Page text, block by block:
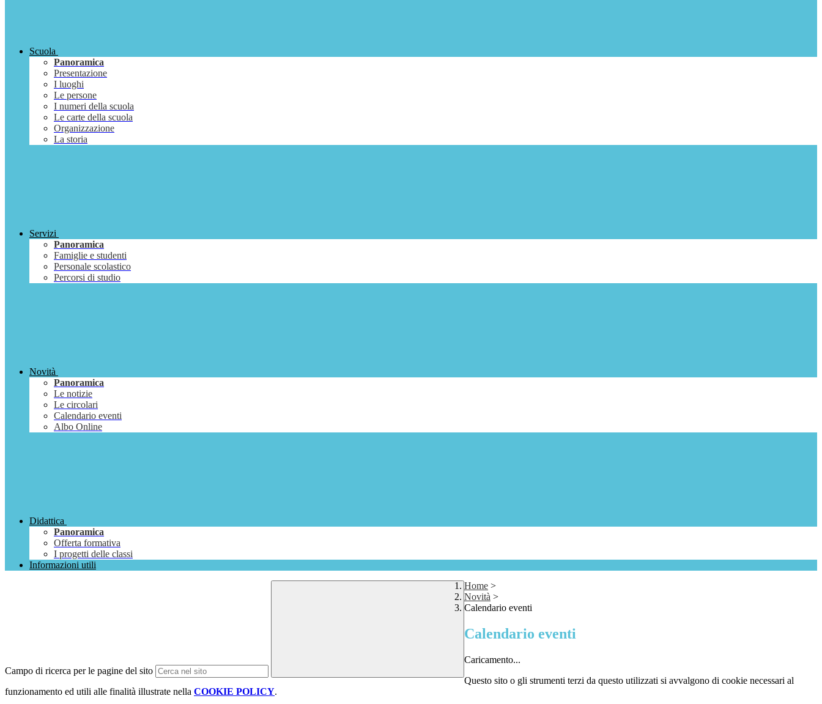
Scuola
Panoramica
Presentazione
I luoghi
Le persone
I numeri della scuola
Le carte della scuola
Organizzazione
La storia
Servizi
Panoramica
Famiglie e studenti
Personale scolastico
Percorsi di studio
Novità
Panoramica
Le notizie
Le circolari
Calendario eventi
Albo Online
Didattica
Panoramica
Offerta formativa
I progetti delle classi
Informazioni utili
Campo di ricerca per le pagine del sito
Home >
Novità >
Calendario eventi
Calendario eventi
Caricamento...
Questo sito o gli strumenti terzi da questo utilizzati si avvalgono di cookie necessari al
funzionamento ed utili alle finalità illustrate nella COOKIE POLICY.